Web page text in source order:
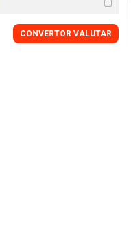
CONVERTOR VALUTAR